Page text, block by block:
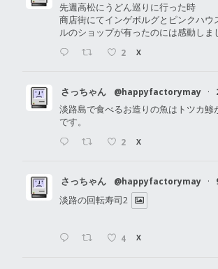
先週高松にうどん巡りに行った時
商店街にてインゲボルグとピンクハウ
ルのショップが有ったのには感動しま
2 X
さっちゃん @happyfactorymay ·
淡路島で食べるお造りの魚はトツカ鯵
です。
2 X
さっちゃん @happyfactorymay ·
淡路の回転寿司2
4 X